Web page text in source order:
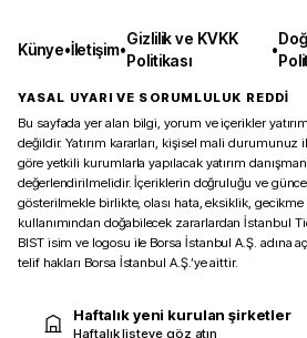
Künye•İletişim•
Gizlilik ve KVKK
Politikası
•
YASAL UYARI VE SORUMLULUK REDDİ
Bu sayfada yer alan bilgi, yorum ve içerikler
değildir. Yatırım kararları, kişisel mali
göre yetkili kurumlarla yapılacak yatırım
değerlendirilmelidir. İçeriklerin doğruluğu ve
gösterilmekle birlikte, olası hata, eksiklik,
kullanımından doğabilecek zararlardan İstanbul
BIST isim ve logosu ile Borsa İstanbul A.Ş. adına
telif hakları Borsa İstanbul A.Ş.’ye aittir.
Haftalık yeni kurulan şirketler
Haftalık listeye göz atın